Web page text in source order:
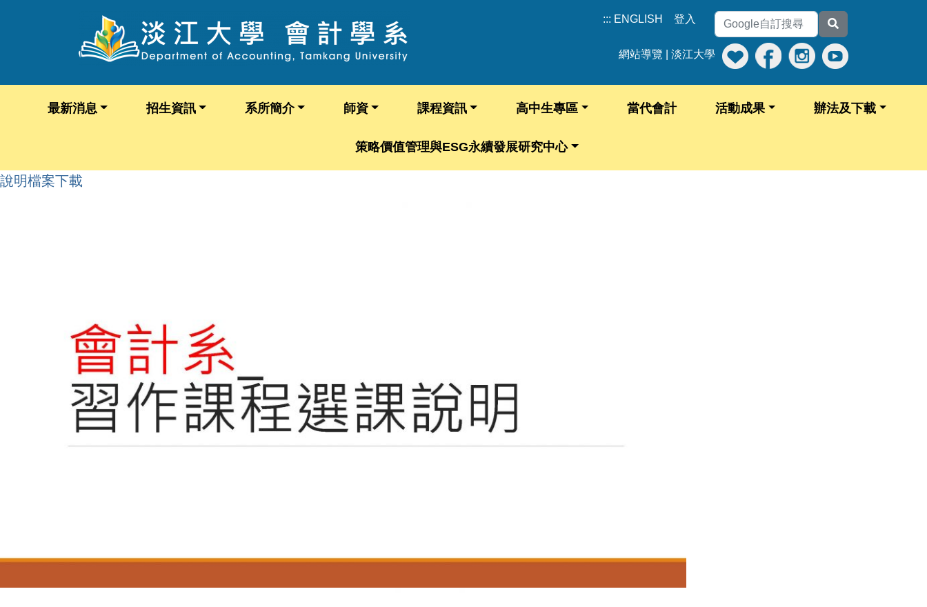
::: ENGLISH 登入
網站導覽 淡江大學
最新消息 招生資訊 系所簡介 師資 課程資訊 高中生專區 當代會計 活動成果 辦法及下載
策略價值管理與ESG永續發展研究中心
說明檔案下載